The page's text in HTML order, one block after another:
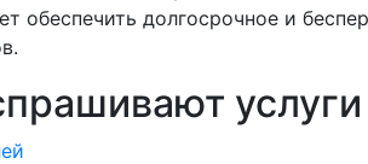
обеспечить долгосрочное и